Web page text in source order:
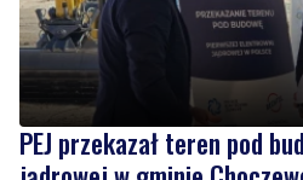
PEJ przekazał teren pod
jądrowej w gminie